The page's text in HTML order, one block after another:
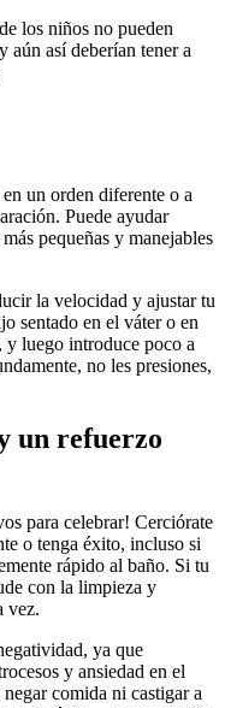
los niños no pueden
aún así deberían tener a
un orden diferente o a
Puede ayudar
pequeñas y manejables
la velocidad y ajustar tu
sentado en el váter o en
luego introduce poco a
no les presiones,
un refuerzo
para celebrar! Cerciórate
o tenga éxito, incluso si
rápido al baño. Si tu
con la limpieza y
vez.
ya que
y ansiedad en el
comida ni castigar a